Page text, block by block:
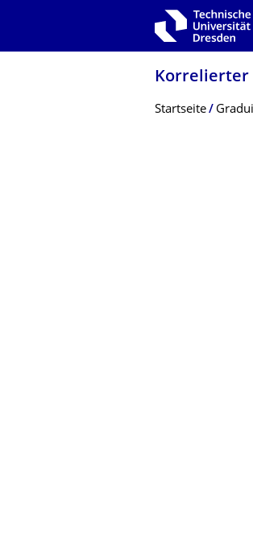
Zur Hauptnavigation springen
Korrelierter
Breadcrumb-
Startseite